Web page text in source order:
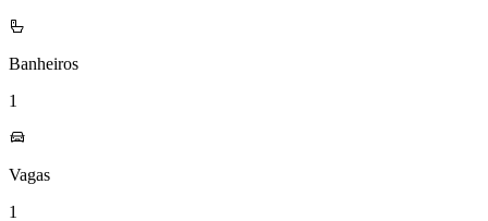
Banheiros
1
Vagas
1